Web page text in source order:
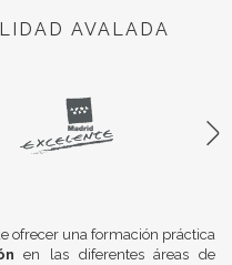
AVALADA
ofrecer una formación práctica
en las diferentes áreas de